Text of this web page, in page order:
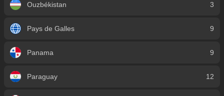
Ouzbékistan 3
Pays de Galles 9
Panama 9
Paraguay 12